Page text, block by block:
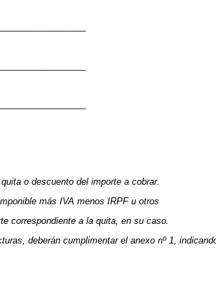
o descuento del importe a cobrar.
más IVA menos IRPF u otros
correspondiente a la quita, en su caso.
deberán cumplimentar el anexo nº 1,